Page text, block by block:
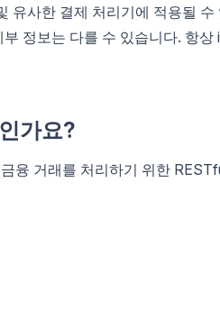
유사한 결제 처리기에 적용될
정보는 다를 수 있습니다. 항
가요?
융 거래를 처리하기 위한